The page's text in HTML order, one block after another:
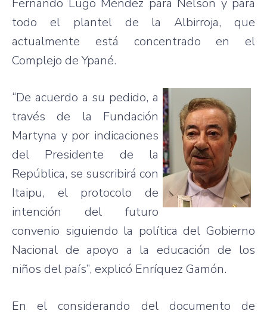
todo el plantel de la Albirroja, que
actualmente está concentrado en el
Complejo de Ypané.
“De acuerdo a su pedido, a
través de la Fundación
Martyna y por indicaciones
del Presidente de la
República, se suscribirá con
Itaipu, el protocolo de
intención del futuro
convenio siguiendo la política del Gobierno
Nacional de apoyo a la educación de los
niños del país”, explicó Enríquez Gamón.
En el considerando del documento de